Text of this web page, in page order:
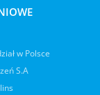
w Polsce
S.A